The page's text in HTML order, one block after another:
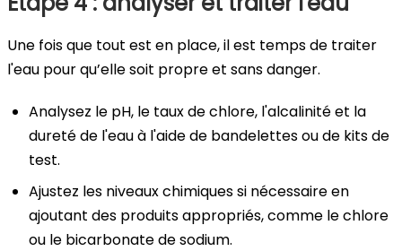
Une fois que tout est en place, il est temps de traiter
l'eau pour qu’elle soit propre et sans danger.
Analysez le pH, le taux de chlore, l'alcalinité et la
dureté de l'eau à l'aide de bandelettes ou de kits de
test.
Ajustez les niveaux chimiques si nécessaire en
ajoutant des produits appropriés, comme le chlore
ou le bicarbonate de sodium.